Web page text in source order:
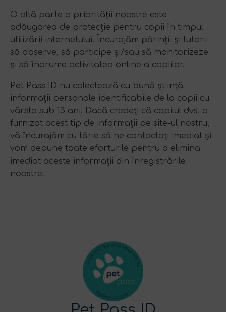
O altă parte a priorității noastre este
adăugarea de protecție pentru copii în timpul
utilizării internetului. Încurajăm părinții și tutorii
să observe, să participe și/sau să monitorizeze
și să îndrume activitatea online a copiilor.
Pet Pass ID nu colectează cu bună știință
informații personale identificabile de la copii cu
vârsta sub 13 ani. Dacă credeți că copilul dvs. a
furnizat acest tip de informații pe site-ul nostru,
vă încurajăm cu tărie să ne contactați imediat și
vom depune toate eforturile pentru a elimina
imediat aceste informații din înregistrările
noastre.